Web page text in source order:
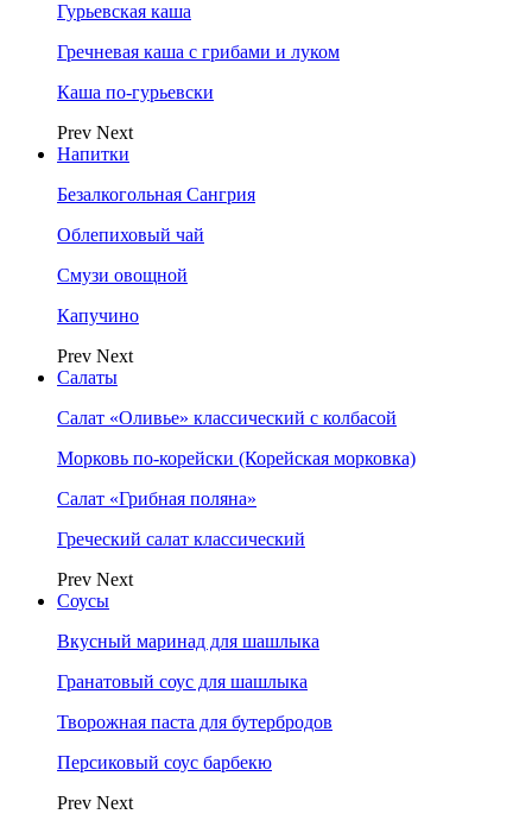
Гурьевская каша
Гречневая каша с грибами и луком
Каша по-гурьевски
Prev Next
Напитки
Безалкогольная Сангрия
Облепиховый чай
Смузи овощной
Капучино
Prev Next
Салаты
Салат «Оливье» классический с колбасой
Морковь по-корейски (Корейская морковка)
Салат «Грибная поляна»
Греческий салат классический
Prev Next
Соусы
Вкусный маринад для шашлыка
Гранатовый соус для шашлыка
Творожная паста для бутербродов
Персиковый соус барбекю
Prev Next